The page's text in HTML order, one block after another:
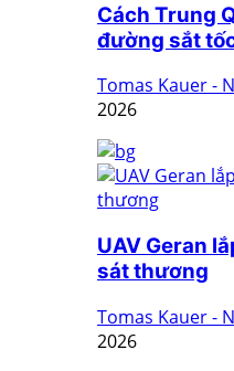
Cách Trung
đường sắt
Tomas Kauer -
2026
UAV Geran
sát thương
Tomas Kauer -
2026